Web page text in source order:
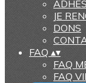
JE
DONS
FAQ ▴▾
FAQ
FAQ